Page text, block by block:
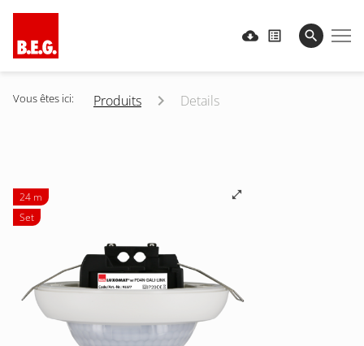
Vous êtes ici: Produits Details
24 m
Set